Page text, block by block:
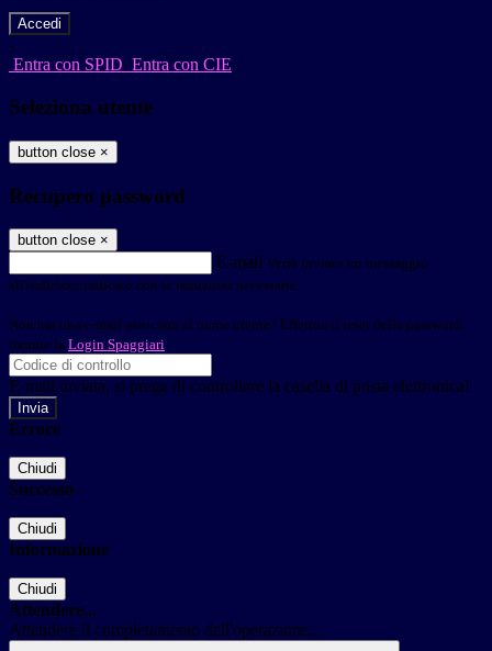
-
Entra con SPID Entra con CIE
Seleziona utente
button close ×
Recupero password
button close ×
E-mail Verrà inviato un messaggio
all'indirizzo indicato con le istruzioni necessarie.
Non hai una e-mail associata al nome utente? Effettua il reset della password
tramite la Login Spaggiari
E-mail inviata, si prega di controllare la casella di posta elettronica!
Errore
Chiudi
Successo
Chiudi
Informazione
Chiudi
Attendere...
Attendere il completamento dell'operazione...